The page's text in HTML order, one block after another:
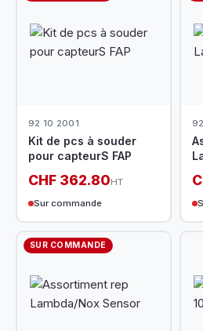
92 10 2001
Kit de pcs à souder
pour capteurS FAP
CHF 362.80HT
Sur commande
SUR COMMANDE